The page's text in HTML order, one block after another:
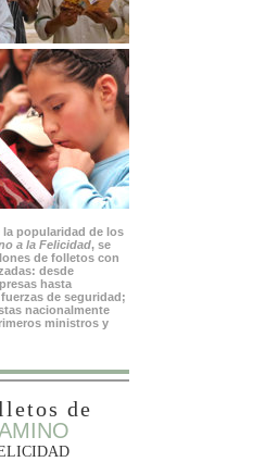
la popularidad de los
a la Felicidad, se
de folletos con
desde
hasta
de seguridad;
nacionalmente
ministros y
de